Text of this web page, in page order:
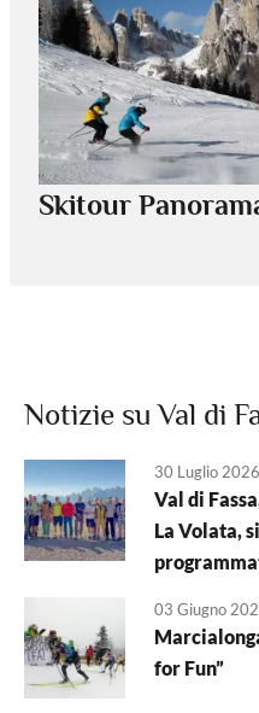
Skitour
Notizie su Val di
30 Luglio 2026
Val di
La Volata,
03 Giugno
for Fun”